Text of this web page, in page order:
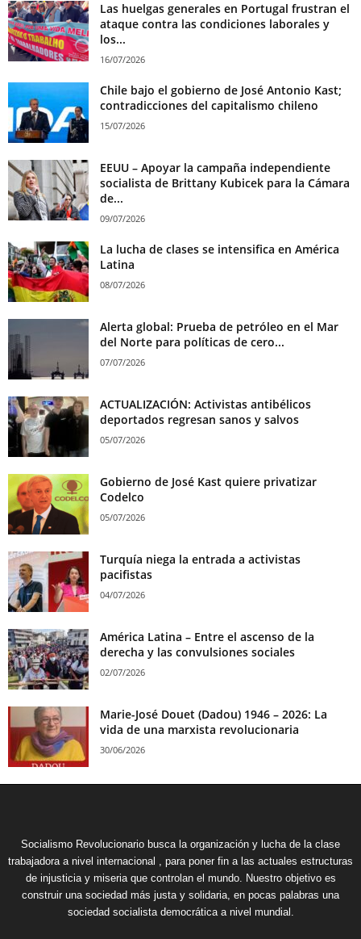
Las huelgas generales en Portugal frustran el
ataque contra las condiciones laborales y
los...
16/07/2026
Chile bajo el gobierno de José Antonio Kast;
contradicciones del capitalismo chileno
15/07/2026
EEUU – Apoyar la campaña independiente
socialista de Brittany Kubicek para la Cámara
de...
09/07/2026
La lucha de clases se intensifica en América
Latina
08/07/2026
Alerta global: Prueba de petróleo en el Mar
del Norte para políticas de cero...
07/07/2026
ACTUALIZACIÓN: Activistas antibélicos
deportados regresan sanos y salvos
05/07/2026
Gobierno de José Kast quiere privatizar
Codelco
05/07/2026
Turquía niega la entrada a activistas
pacifistas
04/07/2026
América Latina – Entre el ascenso de la
derecha y las convulsiones sociales
02/07/2026
Marie-José Douet (Dadou) 1946 – 2026: La
vida de una marxista revolucionaria
30/06/2026
Socialismo Revolucionario busca la organización y lucha de la clase
trabajadora a nivel internacional , para poner fin a las actuales estructuras
de injusticia y miseria que controlan el mundo. Nuestro objetivo es
construir una sociedad más justa y solidaria, en pocas palabras una
sociedad socialista democrática a nivel mundial.